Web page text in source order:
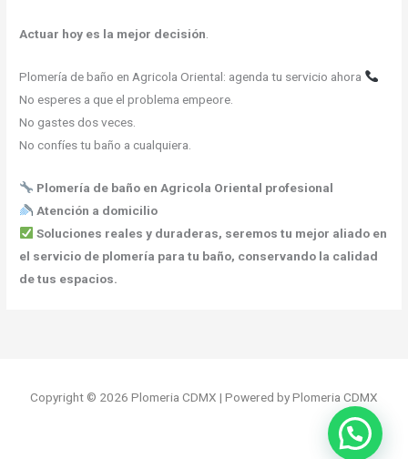
Actuar hoy es la mejor decisión.
Plomería de baño en Agricola Oriental: agenda tu servicio ahora
No esperes a que el problema empeore.
No gastes dos veces.
No confíes tu baño a cualquiera.
Plomería de baño en Agricola Oriental profesional
Atención a domicilio
Soluciones reales y duraderas, seremos tu mejor aliado en
el servicio de plomería para tu baño, conservando la calidad
de tus espacios.
Copyright © 2026 Plomeria CDMX | Powered by Plomeria CDMX